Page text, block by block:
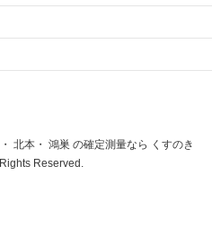
北本・ 鴻巣 の確定測量なら くすのき
Reserved.